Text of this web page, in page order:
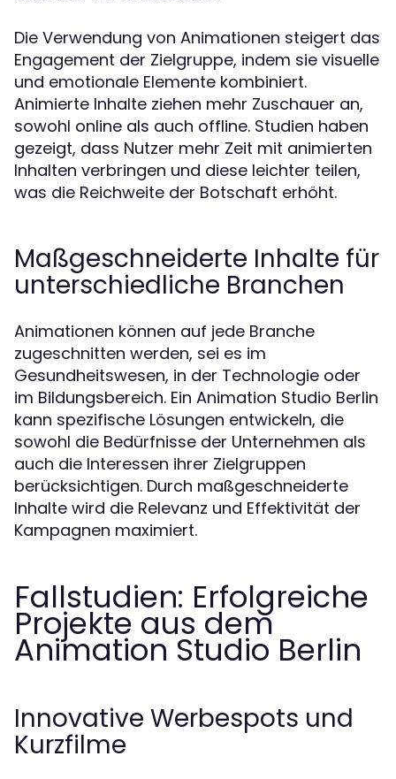
Die Verwendung von Animationen steigert das
Engagement der Zielgruppe, indem sie visuelle
und emotionale Elemente kombiniert.
Animierte Inhalte ziehen mehr Zuschauer an,
sowohl online als auch offline. Studien haben
gezeigt, dass Nutzer mehr Zeit mit animierten
Inhalten verbringen und diese leichter teilen,
was die Reichweite der Botschaft erhöht.
Maßgeschneiderte Inhalte für
unterschiedliche Branchen
Animationen können auf jede Branche
zugeschnitten werden, sei es im
Gesundheitswesen, in der Technologie oder
im Bildungsbereich. Ein Animation Studio Berlin
kann spezifische Lösungen entwickeln, die
sowohl die Bedürfnisse der Unternehmen als
auch die Interessen ihrer Zielgruppen
berücksichtigen. Durch maßgeschneiderte
Inhalte wird die Relevanz und Effektivität der
Kampagnen maximiert.
Fallstudien: Erfolgreiche
Projekte aus dem
Animation Studio Berlin
Innovative Werbespots und
Kurzfilme